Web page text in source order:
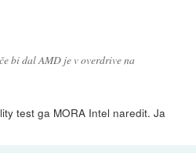
bi dal AMD je v overdrive na
test ga MORA Intel naredit. Ja